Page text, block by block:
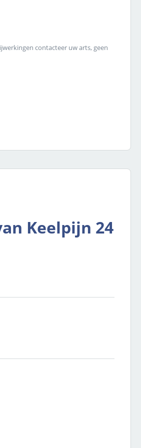
contacteer uw arts, geen
in of
Keelpijn 24